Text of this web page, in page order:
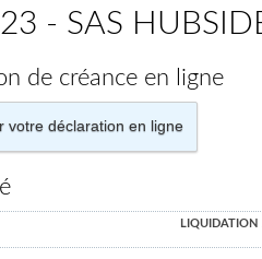
- SAS
de créance en ligne
votre déclaration en ligne
liquidation